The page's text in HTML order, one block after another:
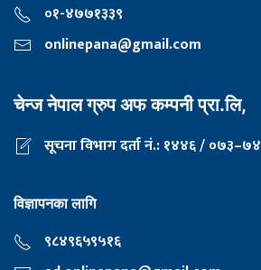
०१-४७७१३३९
onlinepana@gmail.com
चेन्ज नेपाल ग्रुप अफ कम्पनी प्रा.लि,
सूचना विभाग दर्ता नं.: १४४६ / ०७३–७४
विज्ञापनका लागि
९८४९६५९५१६